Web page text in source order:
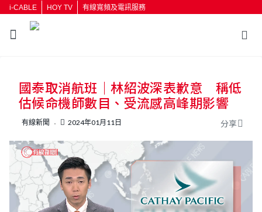
i-CABLE HOY TV 有線寬頻及電訊服務
按輸入鍵開始搜尋
國泰取消航班｜林紹波深表歉意 稱低
估候命機師數目、受流感高峰期影響
有線新聞 2024年01月11日 分享